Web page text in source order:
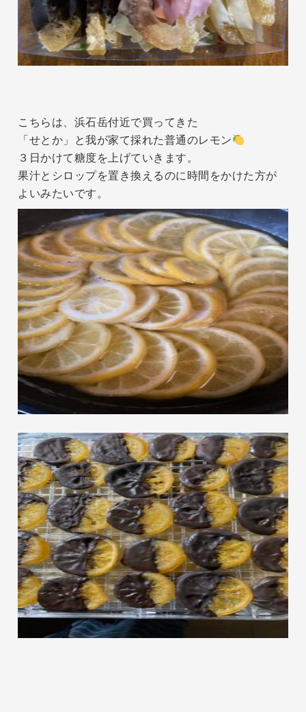
こちらは、浜石岳付近で買ってきた
「せとか」と我が家て採れた普通のレモン
３日かけて糖度を上げていきます。
果汁とシロップを置き換えるのに時間をかけた方が
よいみたいです。